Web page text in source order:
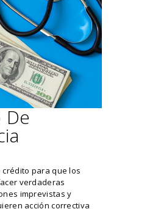
De
crédito para que los
verdaderas
imprevistas y
acción correctiva